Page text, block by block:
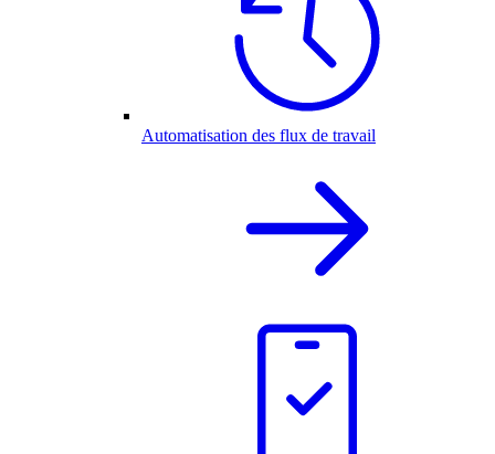
Automatisation des flux de travail